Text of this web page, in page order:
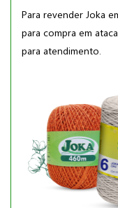
Para revender Joka
para compra em
para atendimento.